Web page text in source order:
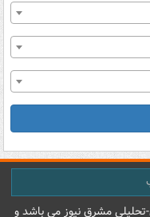
تحليلي مشرق نيوز می باشد و